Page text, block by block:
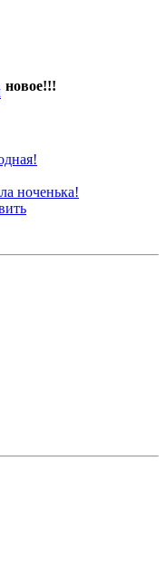
новое!!!
ноченька!